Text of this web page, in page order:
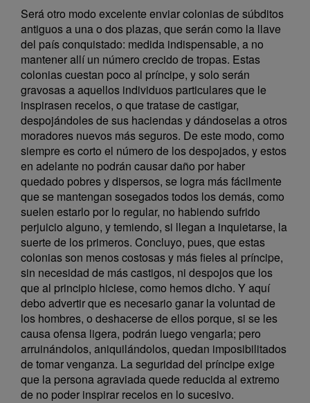
Será otro modo excelente enviar colonias de súbditos
antiguos a una o dos plazas, que serán como la llave
del país conquistado: medida indispensable, a no
mantener allí un número crecido de tropas. Estas
colonias cuestan poco al príncipe, y solo serán
gravosas a aquellos individuos particulares que le
inspirasen recelos, o que tratase de castigar,
despojándoles de sus haciendas y dándoselas a otros
moradores nuevos más seguros. De este modo, como
siempre es corto el número de los despojados, y estos
en adelante no podrán causar daño por haber
quedado pobres y dispersos, se logra más fácilmente
que se mantengan sosegados todos los demás, como
suelen estarlo por lo regular, no habiendo sufrido
perjuicio alguno, y temiendo, si llegan a inquietarse, la
suerte de los primeros. Concluyo, pues, que estas
colonias son menos costosas y más fieles al príncipe,
sin necesidad de más castigos, ni despojos que los
que al principio hiciese, como hemos dicho. Y aquí
debo advertir que es necesario ganar la voluntad de
los hombres, o deshacerse de ellos porque, si se les
causa ofensa ligera, podrán luego vengarla; pero
arruinándolos, aniquilándolos, quedan imposibilitados
de tomar venganza. La seguridad del príncipe exige
que la persona agraviada quede reducida al extremo
de no poder inspirar recelos en lo sucesivo.